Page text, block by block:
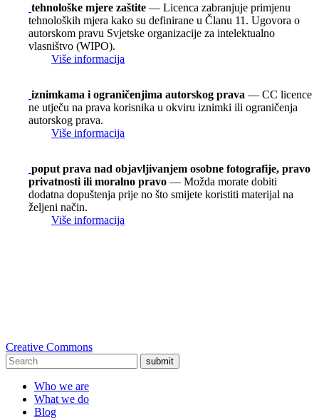
tehnološke mjere zaštite — Licenca zabranjuje primjenu
tehnoloških mjera kako su definirane u Članu 11. Ugovora o
autorskom pravu Svjetske organizacije za intelektualno
vlasništvo (WIPO).
Više informacija
iznimkama i ograničenjima autorskog prava — CC licence
ne utječu na prava korisnika u okviru iznimki ili ograničenja
autorskog prava.
Više informacija
poput prava nad objavljivanjem osobne fotografije, pravo
privatnosti ili moralno pravo — Možda morate dobiti
dodatna dopuštenja prije no što smijete koristiti materijal na
željeni način.
Više informacija
Creative Commons
submit
Who we are
What we do
Blog